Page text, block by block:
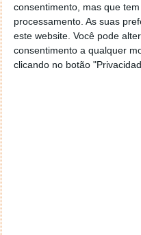
consentimento, mas que
processamento. As suas
este website. Você pode
consentimento a qualquer
clicando no botão
Tudo está centrado na
Firefox e outros, que
problema. Há quem lhe
tudo está a ser feito